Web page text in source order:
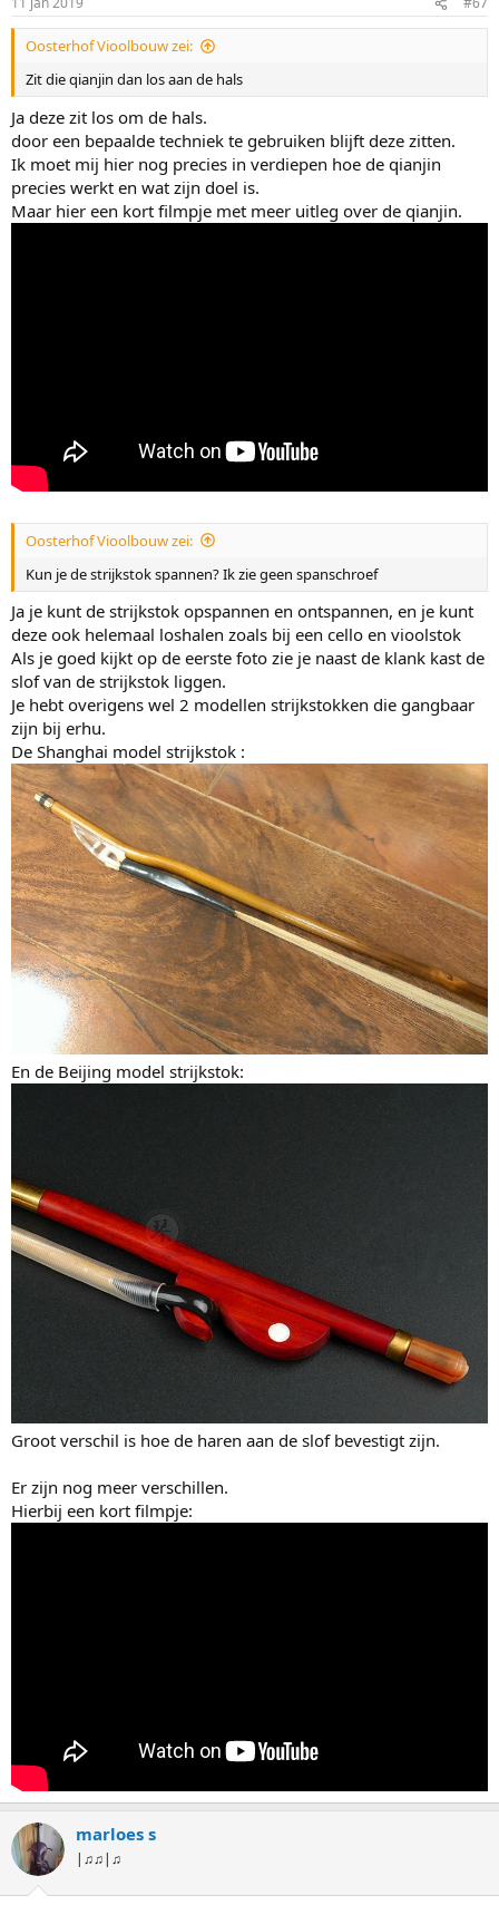
Oosterhof Vioolbouw zei:
Zit die qianjin dan los aan de hals
Ja deze zit los om de hals.
door een bepaalde techniek te gebruiken blijft deze zitten.
Ik moet mij hier nog precies in verdiepen hoe de qianjin
precies werkt en wat zijn doel is.
Maar hier een kort filmpje met meer uitleg over de qianjin.
Oosterhof Vioolbouw zei:
Kun je de strijkstok spannen? Ik zie geen spanschroef
Ja je kunt de strijkstok opspannen en ontspannen, en je kunt
deze ook helemaal loshalen zoals bij een cello en vioolstok
Als je goed kijkt op de eerste foto zie je naast de klank kast de
slof van de strijkstok liggen.
Je hebt overigens wel 2 modellen strijkstokken die gangbaar
zijn bij erhu.
De Shanghai model strijkstok :
En de Beijing model strijkstok:
Groot verschil is hoe de haren aan de slof bevestigt zijn.
Er zijn nog meer verschillen.
Hierbij een kort filmpje:
marloes s
|♫♫|♫